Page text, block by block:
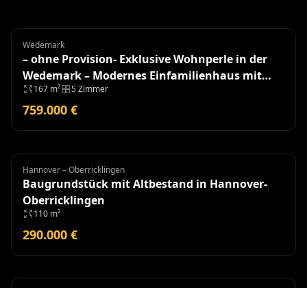
Einfamilienhaus
Wedemark
– ohne Provision- Exklusive Wohnperle in der
Wedemark – Modernes Einfamilienhaus mit
hochwertiger Ausstattung
167 m² 5 Zimmer
759.000 €
Grundstück
Hannover – Oberricklingen
Baugrundstück mit Altbestand in Hannover-
Oberricklingen
110 m²
290.000 €